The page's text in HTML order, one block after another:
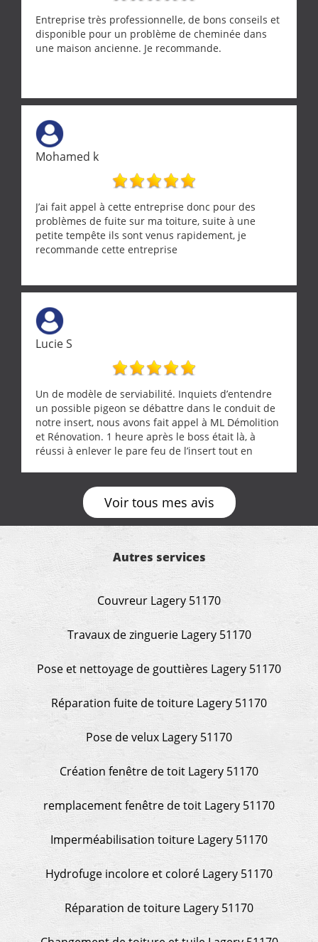
Entreprise très professionnelle, de bons conseils et
disponible pour un problème de cheminée dans
une maison ancienne. Je recommande.
Mohamed k
J’ai fait appel à cette entreprise donc pour des
problèmes de fuite sur ma toiture, suite à une
petite tempête ils sont venus rapidement, je
recommande cette entreprise
Lucie S
Un de modèle de serviabilité. Inquiets d’entendre
un possible pigeon se débattre dans le conduit de
notre insert, nous avons fait appel à ML Démolition
et Rénovation. 1 heure après le boss était là, à
réussi à enlever le pare feu de l’insert tout en
l’oiseau jusqu’à ce qu’il reprenne ses esprits et
puisse s’envoler. Après quoi il a procédé au
ramonage de notre insert avec dextérité et une
nombreux conseils concernant d’autres sujets. Un
entrepreneur comme on souhaite en rencontrer.
Voir tous mes avis
Autres services
Couvreur Lagery 51170
Travaux de zinguerie Lagery 51170
Pose et nettoyage de gouttières Lagery 51170
Réparation fuite de toiture Lagery 51170
Pose de velux Lagery 51170
Création fenêtre de toit Lagery 51170
remplacement fenêtre de toit Lagery 51170
Imperméabilisation toiture Lagery 51170
Hydrofuge incolore et coloré Lagery 51170
Réparation de toiture Lagery 51170